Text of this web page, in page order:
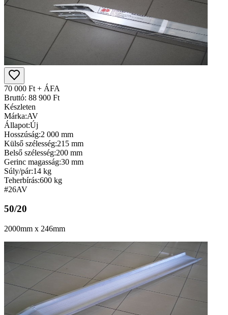
70 000 Ft + ÁFA
Bruttó: 88 900 Ft
Készleten
Márka:AV
Állapot:Új
Hosszúság:2 000 mm
Külső szélesség:215 mm
Belső szélesség:200 mm
Gerinc magasság:30 mm
Súly/pár:14 kg
Teherbírás:600 kg
#26AV
50/20
2000mm x 246mm